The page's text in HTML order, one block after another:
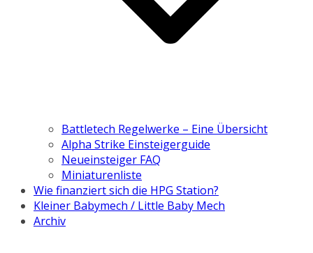
Battletech Regelwerke – Eine Übersicht
Alpha Strike Einsteigerguide
Neueinsteiger FAQ
Miniaturenliste
Wie finanziert sich die HPG Station?
Kleiner Babymech / Little Baby Mech
Archiv